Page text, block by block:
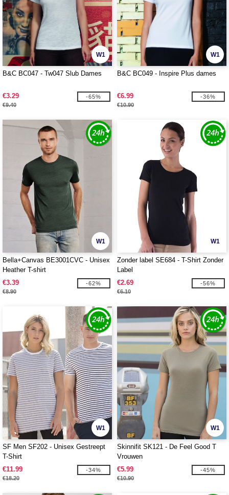
W1
B&C BC047 - Tw047 Slub Dames
€3.29
€9.40
-65%
W1
B&C BC049 - Inspire Plus dames
€6.99
€10.90
-36%
W1
Bella+Canvas BE3001CVC - Unisex
Heather T-shirt
€3.39
€8.90
-62%
W1
Zonder label SE684 - T-Shirt Zonder
Label
€2.69
€6.10
-56%
W1
SF Men SF202 - Unisex Gestreept
T-Shirt
€11.99
€18.20
-34%
W1
Skinnifit SK121 - De Feel Good T
Vrouwen
€5.99
€10.90
-45%